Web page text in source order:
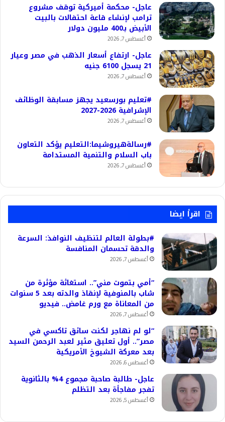
عاجل- محكمة أميركية توقف مشروع
ترامب لإنشاء قاعة احتفالات بالبيت
الأبيض بـ400 مليون دولار
أغسطس 7, 2026
عاجل- ارتفاع أسعار الذهب في مصر وعيار
21 يسجل 6100 جنيه
أغسطس 7, 2026
#تعليم بورسعيد يجهز مسابقة الوظائف
الإشرافية 2026-2027
أغسطس 7, 2026
#رسالةهيروشيما:التعليم يؤكد التعاون
باب السلام والتنمية المستدامة
أغسطس 7, 2026
اقرأ ايضا
#بطولة العالم لتنظيف النوافذ: السرعة
والدقة تحسمان المنافسة
أغسطس 7, 2026
“أمي بتموت مني”.. استغاثة مؤثرة من
شاب بالمنوفية لإنقاذ والدته بعد 5 سنوات
من المعاناة مع ورم غامض.. فيديو
أغسطس 7, 2026
“لو لم نهاجر لكنت سائق تاكسي في
مصر”.. أول تعليق مثير لعبد الرحمن السيد
بعد معركة الشيوخ الأمريكية
أغسطس 6, 2026
عاجل- طالبة صاحبة مجموع 4% بالثانوية
تفجر مفاجأة بعد التظلم
أغسطس 5, 2026